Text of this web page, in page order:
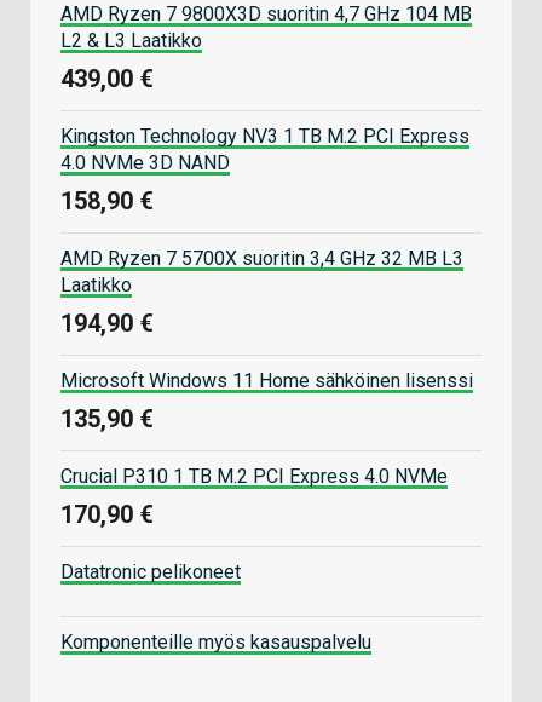
AMD Ryzen 7 9800X3D suoritin 4,7 GHz 104 MB
L2 & L3 Laatikko
439,00 €
Kingston Technology NV3 1 TB M.2 PCI Express
4.0 NVMe 3D NAND
158,90 €
AMD Ryzen 7 5700X suoritin 3,4 GHz 32 MB L3
Laatikko
194,90 €
Microsoft Windows 11 Home sähköinen lisenssi
135,90 €
Crucial P310 1 TB M.2 PCI Express 4.0 NVMe
170,90 €
Datatronic pelikoneet
Komponenteille myös kasauspalvelu